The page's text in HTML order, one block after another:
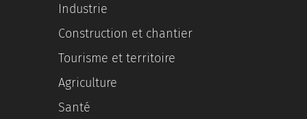
Industrie
Construction et chantier
Tourisme et territoire
Agriculture
Santé